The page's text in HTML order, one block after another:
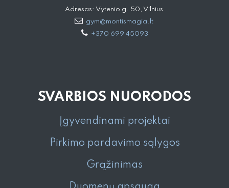
Adresas: Vytenio g. 50, Vilnius
gym@montismagia.lt
+370 699 45093
SVARBIOS NUORODOS
Įgyvendinami projektai
Pirkimo pardavimo sąlygos
Grąžinimas